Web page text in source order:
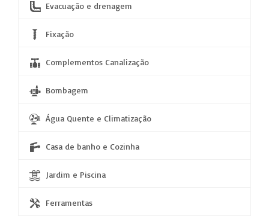
Evacuação e drenagem
Fixação
Complementos Canalização
Bombagem
Água Quente e Climatização
Casa de banho e Cozinha
Jardim e Piscina
Ferramentas